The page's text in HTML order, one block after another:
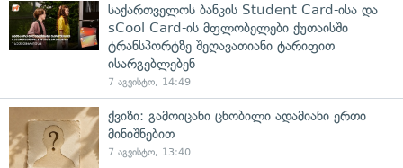
საქართველოს ბანკის Student Card-ისა და
sCool Card-ის მფლობელები ქუთაისში
ტრანსპორტზე შეღავათიანი ტარიფით
ისარგებლებენ
7 აგვისტო, 14:49
ქვიზი: გამოიცანი ცნობილი ადამიანი ერთი
მინიშნებით
7 აგვისტო, 13:40